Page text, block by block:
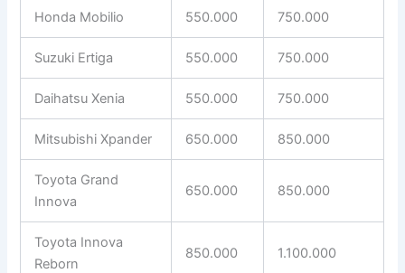
Honda Mobilio 550.000 750.000
Suzuki Ertiga 550.000 750.000
Daihatsu Xenia 550.000 750.000
Mitsubishi Xpander 650.000 850.000
Toyota Grand
Innova
650.000 850.000
Toyota Innova
Reborn
850.000 1.100.000